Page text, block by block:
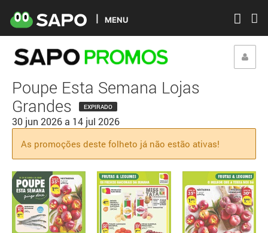
MENU
Poupe Esta Semana Lojas
Grandes
EXPIRADO
30 jun 2026 a 14 jul 2026
As promoções deste folheto já não estão ativas!